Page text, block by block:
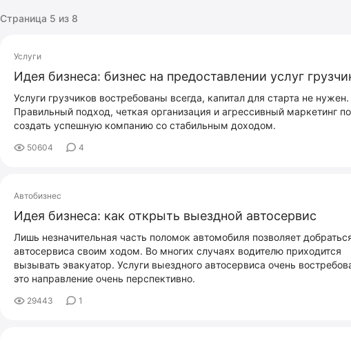
Страница 5 из 8
Услуги
Идея бизнеса: бизнес на предоставлении услуг
Услуги грузчиков востребованы всегда, капитал для старта не нужен.
Правильный подход, четкая организация и агрессивный маркетинг
создать успешную компанию со стабильным доходом.
50604 4
Автобизнес
Идея бизнеса: как открыть выездной автосервис
Лишь незначительная часть поломок автомобиля позволяет
автосервиса своим ходом. Во многих случаях водителю приходится
вызывать эвакуатор. Услуги выездного автосервиса очень
это направление очень перспективно.
29443 1